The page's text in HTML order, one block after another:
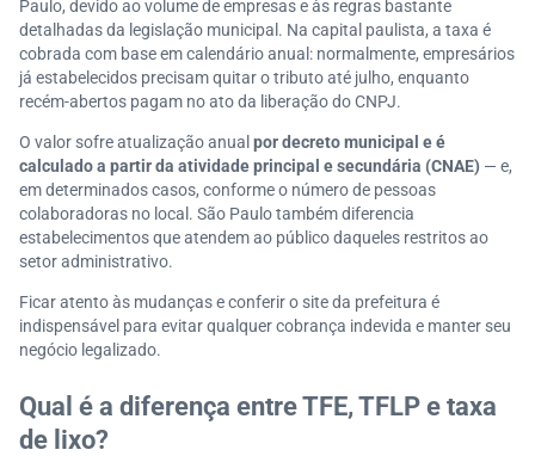
Paulo, devido ao volume de empresas e às regras bastante
detalhadas da legislação municipal. Na capital paulista, a taxa é
cobrada com base em calendário anual: normalmente, empresários
já estabelecidos precisam quitar o tributo até julho, enquanto
recém-abertos pagam no ato da liberação do CNPJ.
O valor sofre atualização anual por decreto municipal e é
calculado a partir da atividade principal e secundária (CNAE) — e,
em determinados casos, conforme o número de pessoas
colaboradoras no local. São Paulo também diferencia
estabelecimentos que atendem ao público daqueles restritos ao
setor administrativo.
Ficar atento às mudanças e conferir o site da prefeitura é
indispensável para evitar qualquer cobrança indevida e manter seu
negócio legalizado.
Qual é a diferença entre TFE, TFLP e taxa
de lixo?